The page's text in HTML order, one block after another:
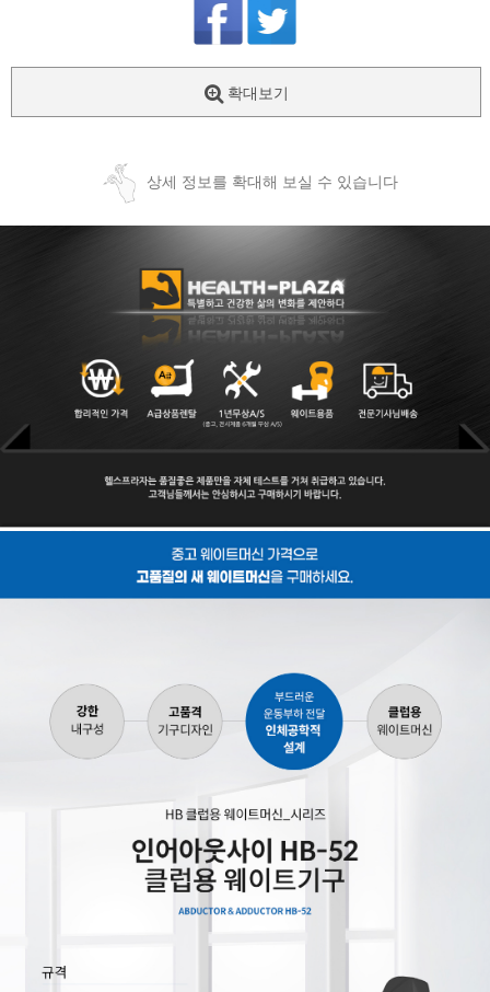
확대보기
상세 정보를 확대해 보실 수 있습니다